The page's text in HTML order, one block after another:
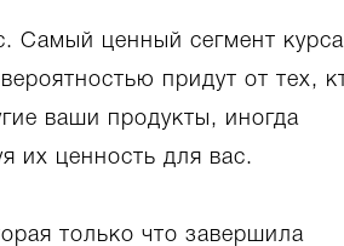
Самый ценный сегмент
придут от тех,
ваши продукты, иногда
их ценность для вас.
только что завершила